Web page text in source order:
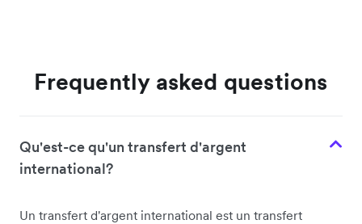
Frequently asked questions
Qu'est-ce qu'un transfert d'argent
international?
Un transfert d'argent international est un transfert